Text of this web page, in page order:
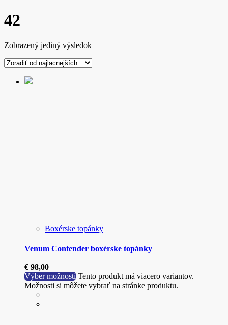
42
Zobrazený jediný výsledok
Boxérske topánky
Venum Contender boxérske topánky
€ 98,00
Výber možností Tento produkt má viacero variantov.
Možnosti si môžete vybrať na stránke produktu.